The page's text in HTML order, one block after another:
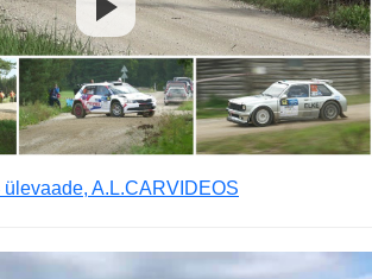
A.L.CARVIDEOS